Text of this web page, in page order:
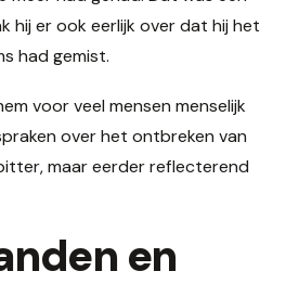
hij er ook eerlijk over dat hij het
had gemist.
voor veel mensen menselijk
over het ontbreken van
maar eerder reflecterend
en